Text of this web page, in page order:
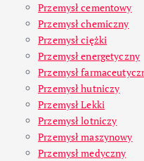
Przemysł cementowy
Przemysł chemiczny
Przemysł ciężki
Przemysł energetyczny
Przemysł
Przemysł hutniczy
Przemysł Lekki
Przemysł lotniczy
Przemysł maszynowy
Przemysł medyczny